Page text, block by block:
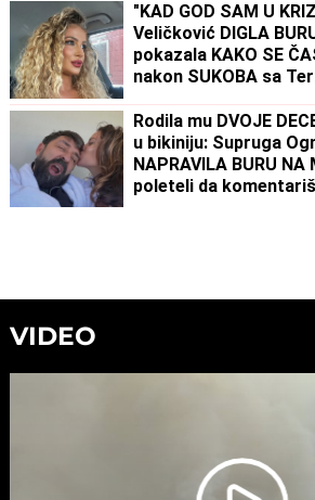
"KAD GOD SAM U
Veličković DIGLA
pokazala KAKO SE
nakon SUKOBA sa
Rodila mu DVOJE
u bikiniju: Supruga
NAPRAVILA BURU
poleteli da
VIDEO